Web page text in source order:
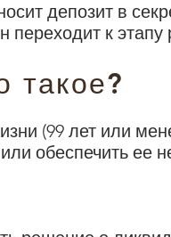
депозит в
переходит к этапу
такое?
(99 лет или
обеспечить ее